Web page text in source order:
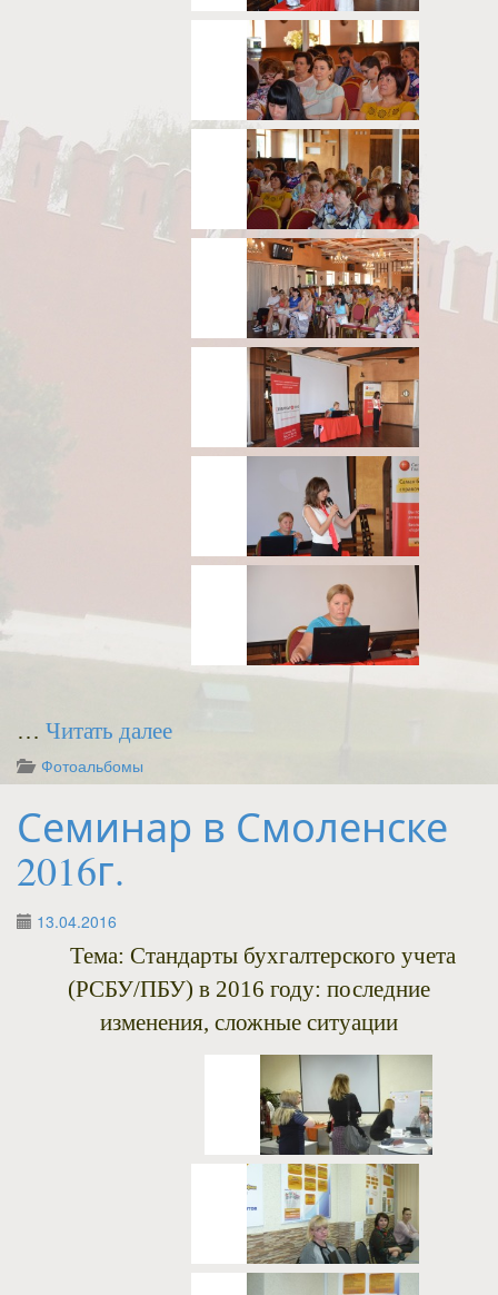
… Читать далее
Фотоальбомы
Семинар в Смоленске
2016г.
13.04.2016
Тема: Стандарты бухгалтерского учета
(РСБУ/ПБУ) в 2016 году: последние
изменения, сложные ситуации